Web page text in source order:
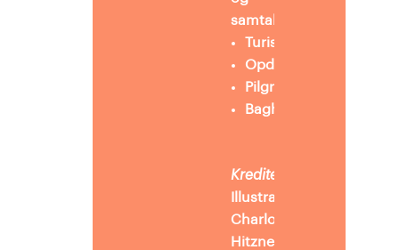
samtaletid:
Turistrejsen
Opdagelsesrejsen
Pilgrimsvandringen
Baghaven
Kreditering
Illustration:
Charlotte
Hitzner